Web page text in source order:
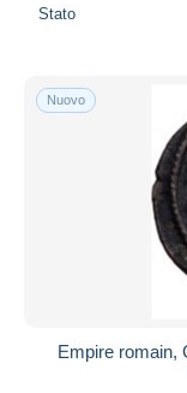
Stato
Nuovo
Empire romain,